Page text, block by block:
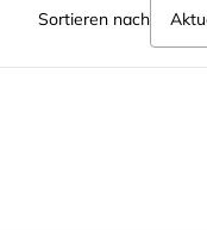
Sortieren nach